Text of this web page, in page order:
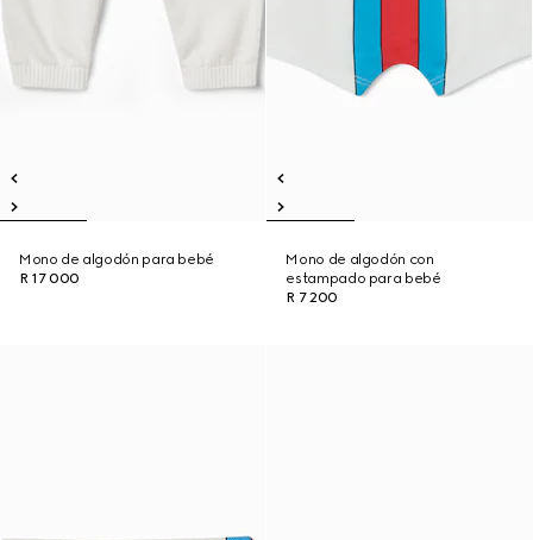
Mono de algodón para bebé
R 17 000
Mono de algodón con
estampado para bebé
R 7 200